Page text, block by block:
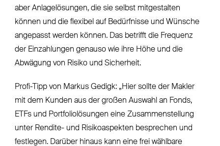
aber Anlagelösungen, die sie selbst mitgestalten
können und die flexibel auf Bedürfnisse und Wünsche
angepasst werden können. Das betrifft die Frequenz
der Einzahlungen genauso wie ihre Höhe und die
Abwägung von Risiko und Sicherheit.
Profi-Tipp von Markus Gedigk: „Hier sollte der Makler
mit dem Kunden aus der großen Auswahl an Fonds,
ETFs und Portfoliolösungen eine Zusammenstellung
unter Rendite- und Risikoaspekten besprechen und
festlegen. Darüber hinaus kann eine frei wählbare